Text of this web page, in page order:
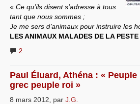
Systèmes & société sous contrôle
Nouvelles de l’antirépublique
« Ce qu’ils disent s’adresse à tous
tant que nous sommes ;
Je me sers d’animaux pour instruire les
LES ANIMAUX MALADES DE LA PESTE
2
Paul Éluard, Athéna : « Peuple
grec peuple roi »
8 mars 2012 par J.G.